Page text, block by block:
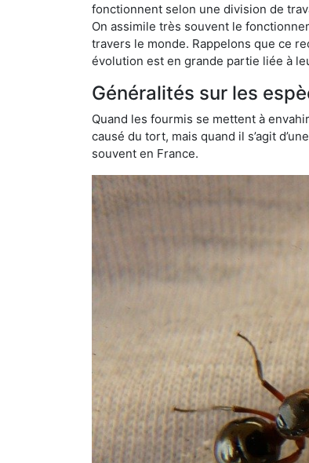
fonctionnent selon une division de
On assimile très souvent le
travers le monde. Rappelons que ce
évolution est en grande partie liée à
Généralités sur les
Quand les fourmis se mettent à
causé du tort, mais quand il s’agit
souvent en France.